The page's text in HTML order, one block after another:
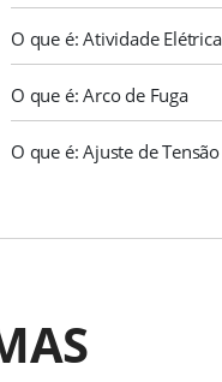
O que é: Atividade Elétrica
O que é: Arco de Fuga
O que é: Ajuste de Tensão